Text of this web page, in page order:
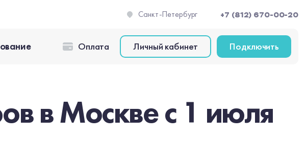
Санкт-Петербург +7 (812) 670-00-20
Оплата Личный кабинет Подключить
в Москве с 1 июля